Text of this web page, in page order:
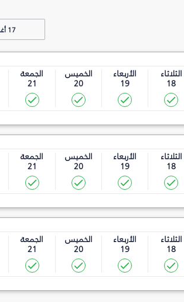
17 أغسطس
الثلاثاء
18
الأربعاء
19
الخميس
20
الجمعة
21
الثلاثاء
18
الأربعاء
19
الخميس
20
الجمعة
21
الثلاثاء
18
الأربعاء
19
الخميس
20
الجمعة
21